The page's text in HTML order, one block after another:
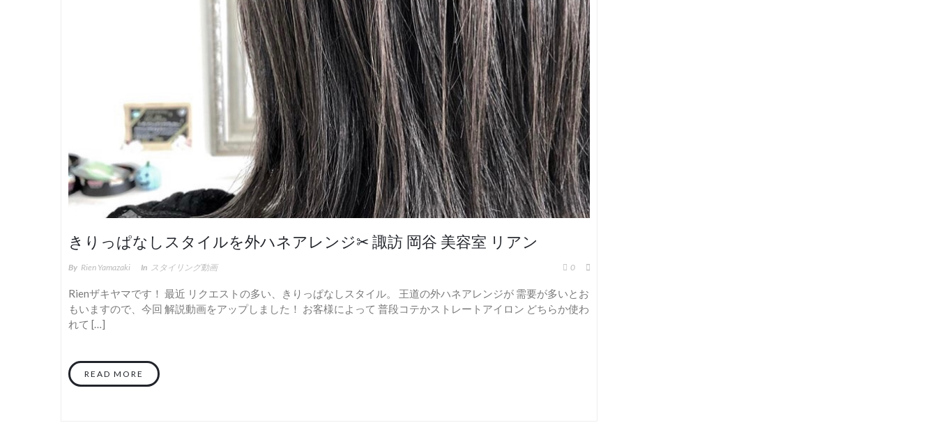
きりっぱなしスタイルを外ハネアレンジ✂︎ 諏訪 岡谷 美容室 リアン
By Rien Yamazaki In スタイリング動画 0
Rienザキヤマです！ 最近 リクエストの多い、きりっぱなしスタイル。 王道の外ハネアレンジが 需要が多いとお
もいますので、今回 解説動画をアップしました！ お客様によって 普段コテかストレートアイロン どちらか使わ
れて […]
READ MORE